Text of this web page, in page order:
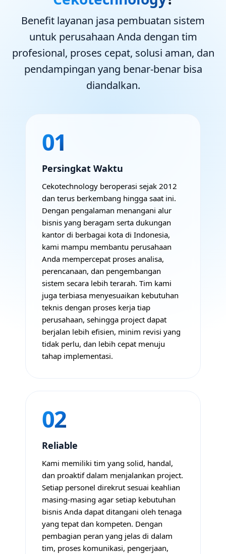
Benefit layanan jasa pembuatan sistem
untuk perusahaan Anda dengan tim
profesional, proses cepat, solusi aman, dan
pendampingan yang benar-benar bisa
diandalkan.
01
Persingkat Waktu
Cekotechnology beroperasi sejak 2012
dan terus berkembang hingga saat ini.
Dengan pengalaman menangani alur
bisnis yang beragam serta dukungan
kantor di berbagai kota di Indonesia,
kami mampu membantu perusahaan
Anda mempercepat proses analisa,
perencanaan, dan pengembangan
sistem secara lebih terarah. Tim kami
juga terbiasa menyesuaikan kebutuhan
teknis dengan proses kerja tiap
perusahaan, sehingga project dapat
berjalan lebih efisien, minim revisi yang
tidak perlu, dan lebih cepat menuju
tahap implementasi.
02
Reliable
Kami memiliki tim yang solid, handal,
dan proaktif dalam menjalankan project.
Setiap personel direkrut sesuai keahlian
masing-masing agar setiap kebutuhan
bisnis Anda dapat ditangani oleh tenaga
yang tepat dan kompeten. Dengan
pembagian peran yang jelas di dalam
tim, proses komunikasi, pengerjaan,